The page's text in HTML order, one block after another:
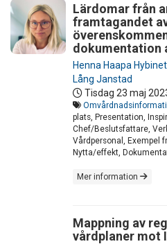
Lärdomar från
framtagandet
dokumentation
Henna Haapa
Lång Janstad
Tisdag 23 maj
plats, Presentation,
Chef/Beslutsfattare,
Vårdpersonal, Exempel
Nytta/effekt,
Mer information
Mappning av
vårdplaner mot